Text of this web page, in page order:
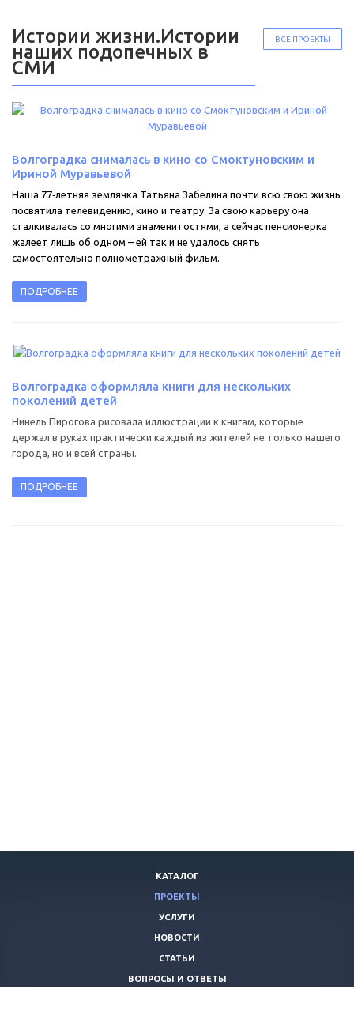
ВСЕ ПРОЕКТЫ
Истории жизни.Истории
наших подопечных в
СМИ
Волгоградка снималась в кино со Смоктуновским и
Ириной Муравьевой
Наша 77‑летняя землячка Татьяна Забелина почти всю свою жизнь
посвятила телевидению, кино и театру. За свою карьеру она
сталкивалась со многими знаменитостями, а сейчас пенсионерка
жалеет лишь об одном – ей так и не удалось снять
самостоятельно полнометражный фильм.
ПОДРОБНЕЕ
Волгоградка оформляла книги для нескольких
поколений детей
Нинель Пирогова рисовала иллюстрации к книгам, которые
держал в руках практически каждый из жителей не только нашего
города, но и всей страны.
ПОДРОБНЕЕ
КАТАЛОГ
ПРОЕКТЫ
УСЛУГИ
НОВОСТИ
СТАТЬИ
ВОПРОСЫ И ОТВЕТЫ